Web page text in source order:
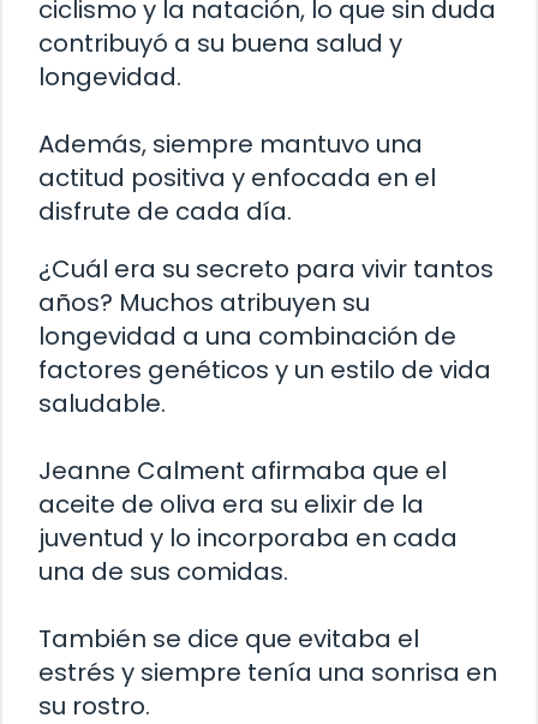
ciclismo y la natación, lo que sin duda
contribuyó a su buena salud y
longevidad.
Además, siempre mantuvo una
actitud positiva y enfocada en el
disfrute de cada día.
¿Cuál era su secreto para vivir tantos
años? Muchos atribuyen su
longevidad a una combinación de
factores genéticos y un estilo de vida
saludable.
Jeanne Calment afirmaba que el
aceite de oliva era su elixir de la
juventud y lo incorporaba en cada
una de sus comidas.
También se dice que evitaba el
estrés y siempre tenía una sonrisa en
su rostro.